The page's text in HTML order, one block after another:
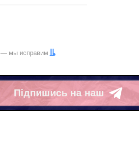
— мы исправим
Підпишись на наш
Telegram